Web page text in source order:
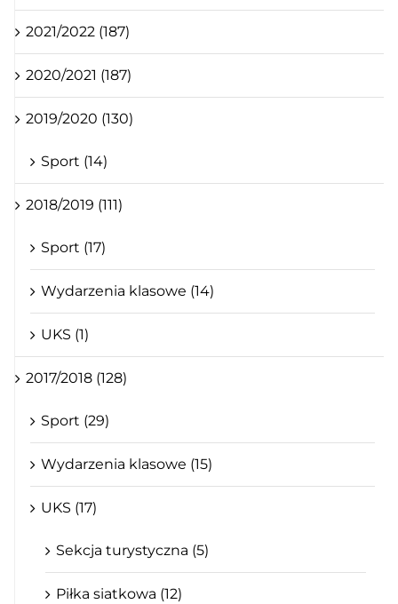
2021/2022 (187)
2020/2021 (187)
2019/2020 (130)
Sport (14)
2018/2019 (111)
Sport (17)
Wydarzenia klasowe (14)
UKS (1)
2017/2018 (128)
Sport (29)
Wydarzenia klasowe (15)
UKS (17)
Sekcja turystyczna (5)
Piłka siatkowa (12)